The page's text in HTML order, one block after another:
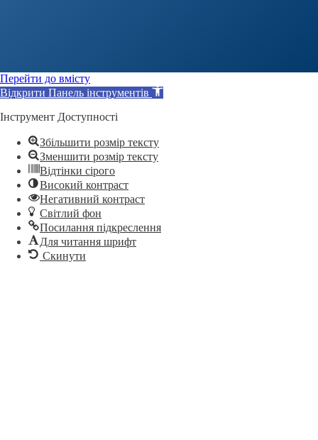
Перейти до вмісту
Відкрити Панель інструментів
Інструмент Доступності
Збільшити розмір тексту
Зменшити розмір тексту
Відтінки сірого
Високий контраст
Негативний контраст
Світлий фон
Посилання підкреслення
Для читання шрифт
Скинути